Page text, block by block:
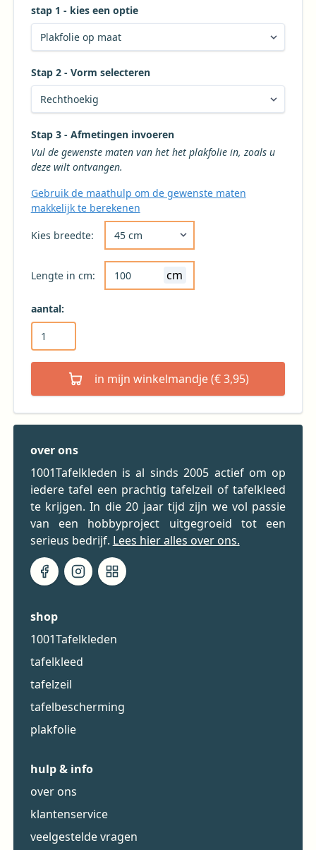
stap 1 - kies een optie
Stap 2 - Vorm selecteren
Kies de gewenste vorm voor uw tafelkleed
Stap 3 - Afmetingen invoeren
Vul de gewenste maten van het het plakfolie in, zoals u
deze wilt ontvangen.
Gebruik de maathulp om de gewenste maten
makkelijk te berekenen
Kies breedte:
Lengte in cm: cm
aantal:
in mijn winkelmandje (€ 3,95)
over ons
1001Tafelkleden is al sinds 2005 actief om op
iedere tafel een prachtig tafelzeil of tafelkleed
te krijgen. In die 20 jaar tijd zijn we vol passie
van een hobbyproject uitgegroeid tot een
serieus bedrijf. Lees hier alles over ons.
shop
1001Tafelkleden
tafelkleed
tafelzeil
tafelbescherming
plakfolie
hulp & info
over ons
klantenservice
veelgestelde vragen